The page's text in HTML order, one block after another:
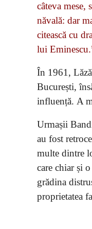
câteva mese,
năvală: dar
citească cu
lui
În 1961,
București,
influență. A
Urmașii
au fost
multe dintre
care chiar și
grădina
proprietatea